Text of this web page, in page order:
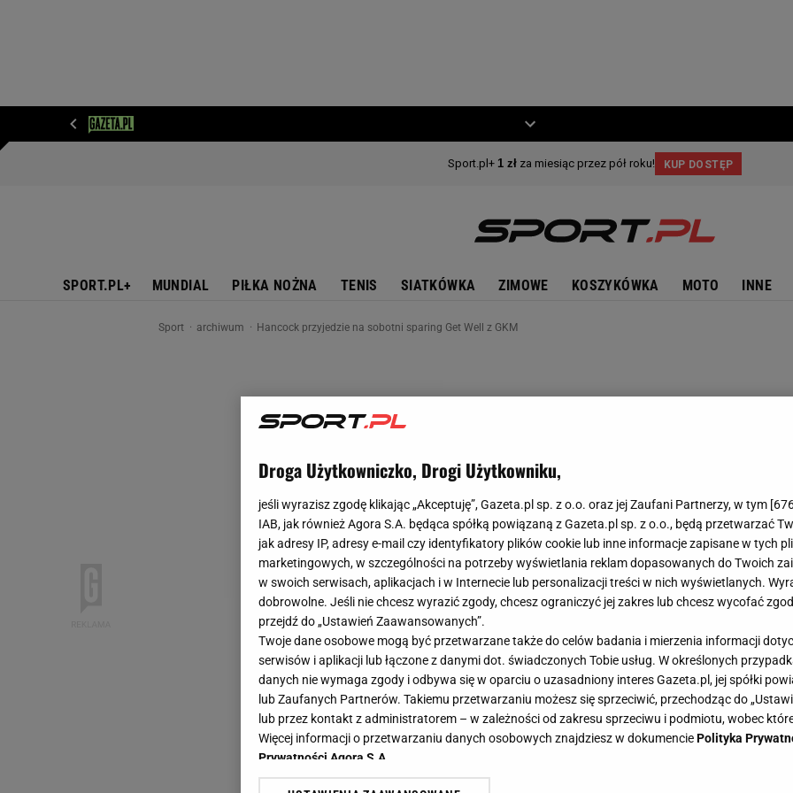
SPORT.PL+ MUNDIAL PIŁKA NOŻNA TENIS SIATKÓWKA ZIMOWE KOSZYKÓWKA MOTO INNE
Sport archiwum Hancock przyjedzie na sobotni sparing Get Well z GKM
Droga Użytkowniczko, Drogi Użytkowniku,
jeśli wyrazisz zgodę klikając „Akceptuję”, Gazeta.pl sp. z o.o. oraz jej Zaufani Partnerzy, w tym [
IAB, jak również Agora S.A. będąca spółką powiązaną z Gazeta.pl sp. z o.o., będą przetwarzać
jak adresy IP, adresy e-mail czy identyfikatory plików cookie lub inne informacje zapisane w tych
marketingowych, w szczególności na potrzeby wyświetlania reklam dopasowanych do Twoich
w swoich serwisach, aplikacjach i w Internecie lub personalizacji treści w nich wyświetlanych.
dobrowolne. Jeśli nie chcesz wyrazić zgody, chcesz ograniczyć jej zakres lub chcesz wycofać
przejdź do „Ustawień Zaawansowanych”.
Twoje dane osobowe mogą być przetwarzane także do celów badania i mierzenia informacji
serwisów i aplikacji lub łączone z danymi dot. świadczonych Tobie usług. W określonych
danych nie wymaga zgody i odbywa się w oparciu o uzasadniony interes Gazeta.pl, jej spółki
lub Zaufanych Partnerów. Takiemu przetwarzaniu możesz się sprzeciwić, przechodząc do
lub przez kontakt z administratorem – w zależności od zakresu sprzeciwu i podmiotu, wobec
Więcej informacji o przetwarzaniu danych osobowych znajdziesz w dokumenciePolityka
Prywatności Agora S.A.